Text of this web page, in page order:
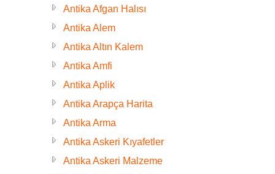
Antika Afgan Halısı
Antika Alem
Antika Altın Kalem
Antika Amfi
Antika Aplik
Antika Arapça Harita
Antika Arma
Antika Askeri Kıyafetler
Antika Askeri Malzeme